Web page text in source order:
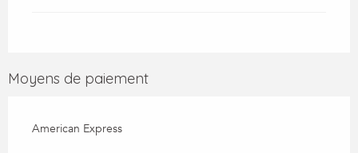
Moyens de paiement
American Express